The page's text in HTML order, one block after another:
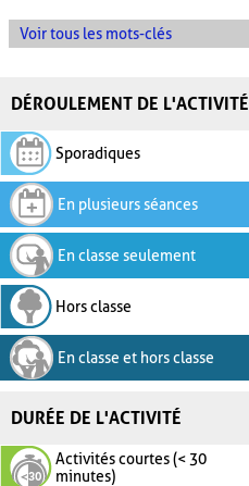
Voir tous les mots-clés
DÉROULEMENT DE L'ACTIVITÉ
Sporadiques
En plusieurs séances
En classe seulement
Hors classe
En classe et hors classe
DURÉE DE L'ACTIVITÉ
Activités courtes (< 30
minutes)